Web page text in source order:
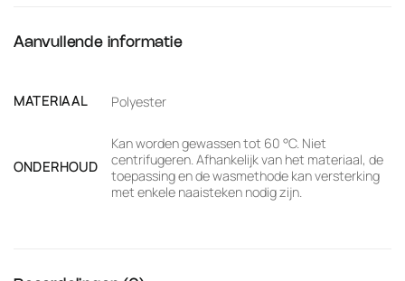
Aanvullende informatie
MATERIAAL Polyester
ONDERHOUD
Kan worden gewassen tot 60 °C. Niet
centrifugeren. Afhankelijk van het materiaal, de
toepassing en de wasmethode kan versterking
met enkele naaisteken nodig zijn.